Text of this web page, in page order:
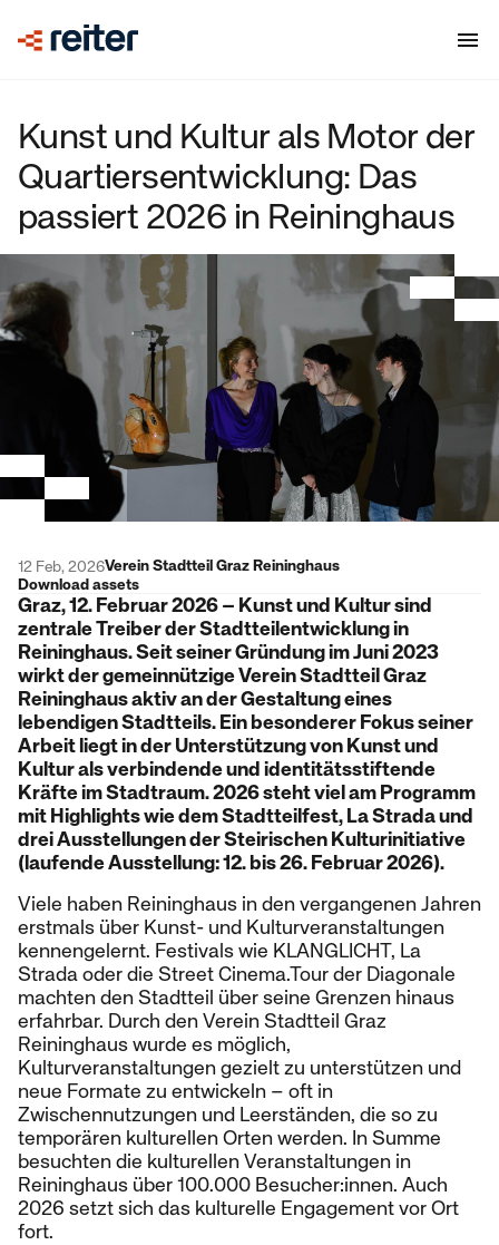
Kunst und Kultur als Motor der
Quartiersentwicklung: Das
passiert 2026 in Reininghaus
12 Feb, 2026Verein Stadtteil Graz Reininghaus
Download assets
Graz, 12. Februar 2026 – Kunst und Kultur sind
zentrale Treiber der Stadtteilentwicklung in
Reininghaus. Seit seiner Gründung im Juni 2023
wirkt der gemeinnützige Verein Stadtteil Graz
Reininghaus aktiv an der Gestaltung eines
lebendigen Stadtteils. Ein besonderer Fokus seiner
Arbeit liegt in der Unterstützung von Kunst und
Kultur als verbindende und identitätsstiftende
Kräfte im Stadtraum. 2026 steht viel am Programm
mit Highlights wie dem Stadtteilfest, La Strada und
drei Ausstellungen der Steirischen Kulturinitiative
(laufende Ausstellung: 12. bis 26. Februar 2026).
Viele haben Reininghaus in den vergangenen Jahren
erstmals über Kunst- und Kulturveranstaltungen
kennengelernt. Festivals wie KLANGLICHT, La
Strada oder die Street Cinema.Tour der Diagonale
machten den Stadtteil über seine Grenzen hinaus
erfahrbar. Durch den Verein Stadtteil Graz
Reininghaus wurde es möglich,
Kulturveranstaltungen gezielt zu unterstützen und
neue Formate zu entwickeln – oft in
Zwischennutzungen und Leerständen, die so zu
temporären kulturellen Orten werden. In Summe
besuchten die kulturellen Veranstaltungen in
Reininghaus über 100.000 Besucher:innen. Auch
2026 setzt sich das kulturelle Engagement vor Ort
fort.